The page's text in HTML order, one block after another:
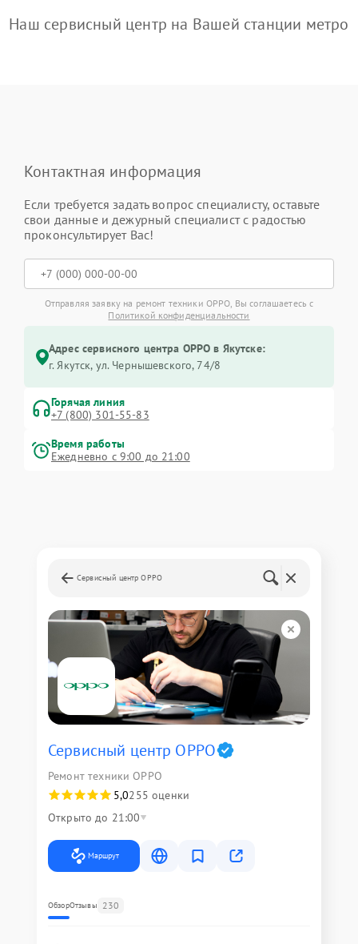
Наш сервисный центр на Вашей станции метро
Контактная информация
Если требуется задать вопрос специалисту, оставьте
свои данные и дежурный специалист с радостью
проконсультирует Вас!
Отправляя заявку на ремонт техники OPPO, Вы соглашаетесь с
Политикой конфиденциальности
Адрес сервисного центра OPPO в Якутске:
г. Якутск, ул. Чернышевского, 74/8
Горячая линия
+7 (800) 301-55-83
Время работы
Ежедневно с 9:00 до 21:00
Сервисный центр OPPO
Сервисный центр OPPO
Ремонт техники OPPO
5,0255 оценки
Открыто до 21:00
Маршрут
ОбзорОтзывы 230